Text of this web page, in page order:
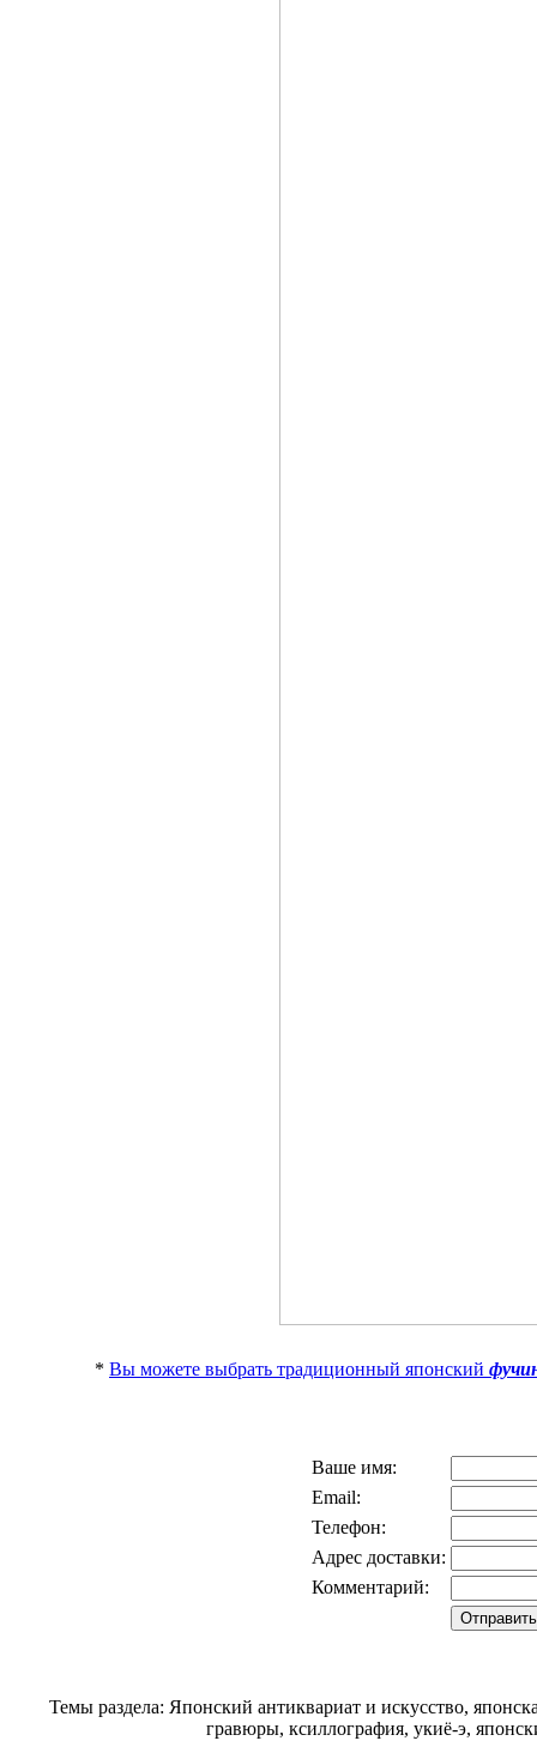
* Вы можете выбрать традиционный японский
Ваше имя:
Email:
Телефон:
Адрес доставки:
Комментарий:
Темы раздела: Японский антиквариат и искусство,
гравюры, ксиллография, укиё-э,